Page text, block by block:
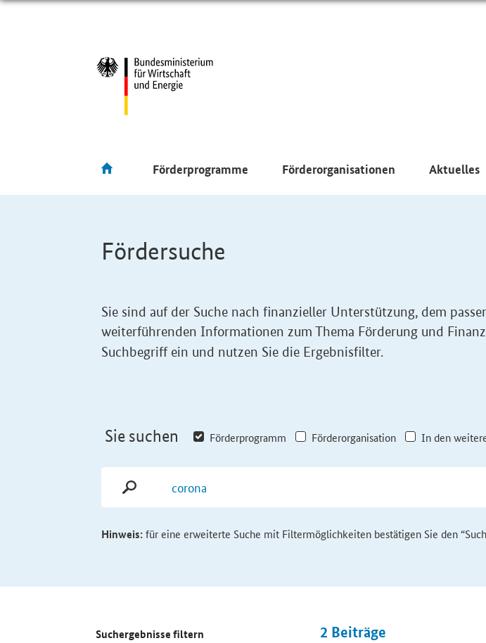
Förderprogramme Förderorganisationen Aktuelles
Fördersuche
Sie sind auf der Suche nach finanzieller Unterstützung, dem
weiterführenden Informationen zum Thema Förderung und
Suchbegriff ein und nutzen Sie die Ergebnisfilter.
Sie suchen Förderprogramm Förderorganisation In den
Hinweis:für eine erweiterte Suche mit Filtermöglichkeiten bestätigen Sie den
2 Beiträge
Suchergebnisse filtern